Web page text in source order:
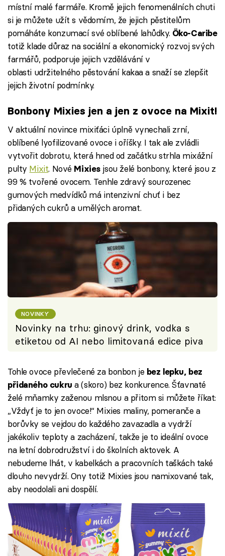
místní malé farmáře. Kromě jejich fenomenálních chuti
si je můžete užít s vědomím, že jejich pěstitelům
pomáháte konzumací své oblíbené lahůdky. Öko-Caribe
totiž klade důraz na sociální a ekonomický rozvoj svých
farmářů, podporuje jejich vzdělávání v
oblasti udržitelného pěstování kakaa a snaží se zlepšit
jejich životní podmínky.
Bonbony Mixies jen a jen z ovoce na Mixit!
V aktuální novince mixiťáci úplně vynechali zrní,
oblíbené lyofilizované ovoce i oříšky. I tak ale zvládli
vytvořit dobrotu, která hned od začátku strhla mixážní
pulty Mixit. Nové Mixiesjsou želé bonbony, které jsou z
99 % tvořené ovocem. Tenhle zdravý sourozenec
gumových medvídků má intenzivní chuť i bez
přidaných cukrů a umělých aromat.
NOVINKY
Novinky na trhu: ginový drink, vodka s
etiketou od AI nebo limitovaná edice piva
Tohle ovoce převlečené za bonbon je bez lepku, bez
přidaného cukru a (skoro) bez konkurence. Šťavnaté
želé mňamky zaženou mlsnou a přitom si můžete říkat:
„Vždyť je to jen ovoce!“ Mixies maliny, pomeranče a
borůvky se vejdou do každého zavazadla a vydrží
jakékoliv teploty a zacházení, takže je to ideální ovoce
na letní dobrodružství i do školních aktovek. A
nebudeme lhát, v kabelkách a pracovních taškách také
dlouho nevydrží. Ony totiž Mixies jsou namixované tak,
aby neodolali ani dospělí.